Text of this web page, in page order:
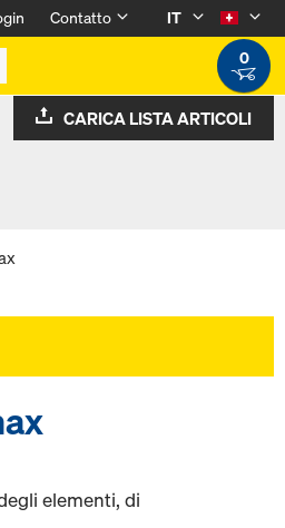
Contatto
IT
0
CARICA LISTA ARTICOLI
elementi, di